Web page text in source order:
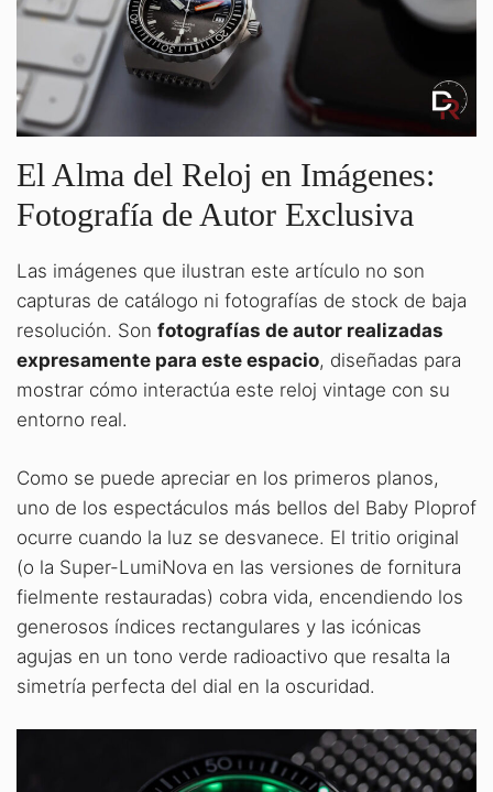
El Alma del Reloj en Imágenes:
Fotografía de Autor Exclusiva
Las imágenes que ilustran este artículo no son
capturas de catálogo ni fotografías de stock de baja
resolución. Son fotografías de autor realizadas
expresamente para este espacio, diseñadas para
mostrar cómo interactúa este reloj vintage con su
entorno real.
Como se puede apreciar en los primeros planos,
uno de los espectáculos más bellos del Baby Ploprof
ocurre cuando la luz se desvanece. El tritio original
(o la Super-LumiNova en las versiones de fornitura
fielmente restauradas) cobra vida, encendiendo los
generosos índices rectangulares y las icónicas
agujas en un tono verde radioactivo que resalta la
simetría perfecta del dial en la oscuridad.